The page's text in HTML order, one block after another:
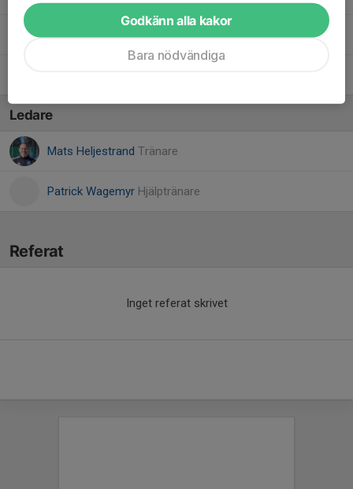
33. Fredrik W.
Ledare
Mats Heljestrand Tränare
Patrick Wagemyr Hjälptränare
Referat
Inget referat skrivet
Godkänn alla kakor
Bara nödvändiga